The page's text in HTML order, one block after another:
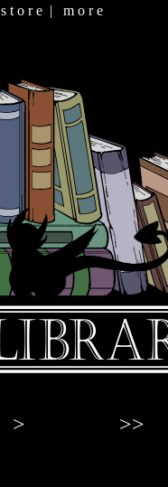
s t o r e | m o r e
> >>